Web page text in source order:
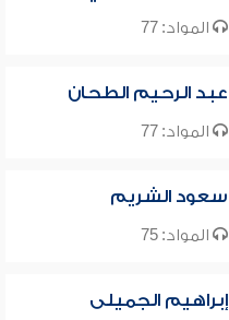
المواد: 77
عبد الرحيم الطحان
المواد: 77
سعود الشريم
المواد: 75
إبراهيم الجميلى